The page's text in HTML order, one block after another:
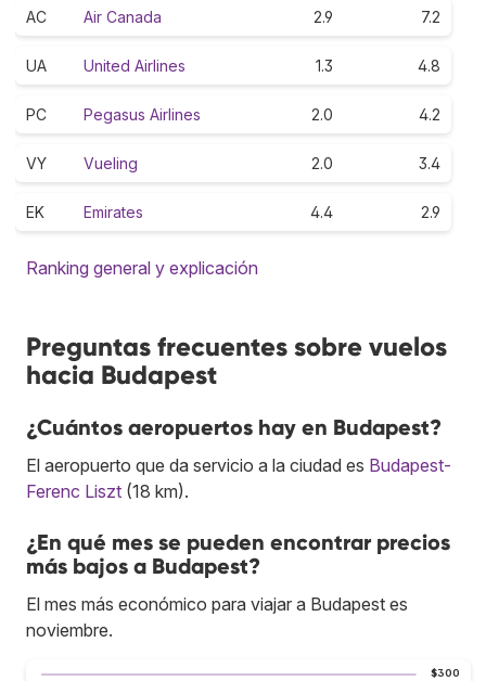
AC Air Canada 2.9 7.2
UA United Airlines 1.3 4.8
PC Pegasus Airlines 2.0 4.2
VY Vueling 2.0 3.4
EK Emirates 4.4 2.9
Ranking general y explicación
Preguntas frecuentes sobre vuelos
hacia Budapest
¿Cuántos aeropuertos hay en Budapest?
El aeropuerto que da servicio a la ciudad es Budapest-
Ferenc Liszt (18 km).
¿En qué mes se pueden encontrar precios
más bajos a Budapest?
El mes más económico para viajar a Budapest es
noviembre.
$300